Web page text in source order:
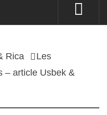
Rica
Les
– article Usbek &